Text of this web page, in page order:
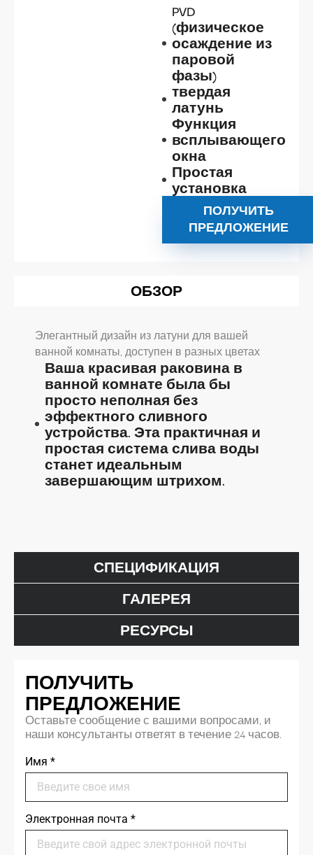
PVD
(физическое
осаждение из
паровой
фазы)
твердая
латунь
Функция
всплывающего
окна
Простая
установка
ПОЛУЧИТЬ
ПРЕДЛОЖЕНИЕ
ОБЗОР
СПЕЦИФИКАЦИЯ
ГАЛЕРЕЯ
РЕСУРСЫ
Элегантный дизайн из латуни для вашей
ванной комнаты, доступен в разных цветах
Ваша красивая раковина в
ванной комнате была бы
просто неполная без
эффектного сливного
устройства. Эта практичная и
простая система слива воды
станет идеальным
завершающим штрихом.
ПОЛУЧИТЬ
ПРЕДЛОЖЕНИЕ
Оставьте сообщение с вашими вопросами, и
наши консультанты ответят в течение 24 часов.
Имя *
Электронная почта *